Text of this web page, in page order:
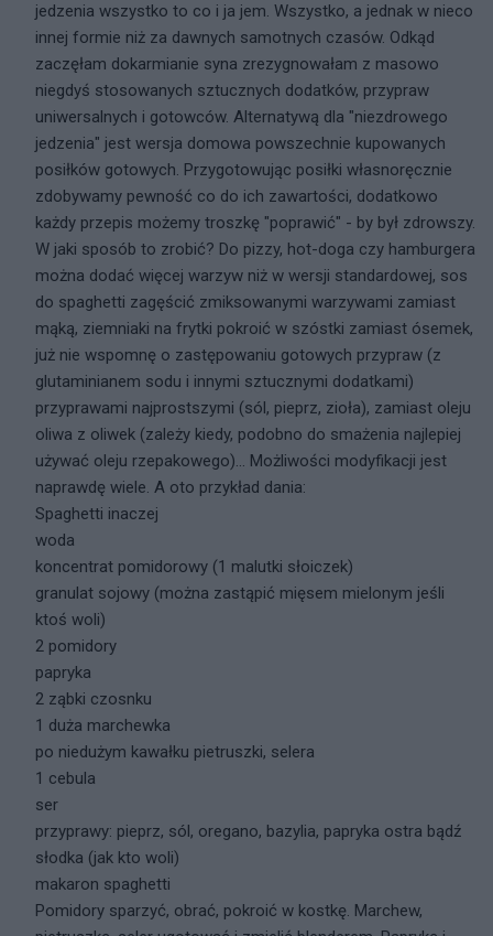
jedzenia wszystko to co i ja jem. Wszystko, a jednak w nieco
innej formie niż za dawnych samotnych czasów. Odkąd
zaczęłam dokarmianie syna zrezygnowałam z masowo
niegdyś stosowanych sztucznych dodatków, przypraw
uniwersalnych i gotowców. Alternatywą dla "niezdrowego
jedzenia" jest wersja domowa powszechnie kupowanych
posiłków gotowych. Przygotowując posiłki własnoręcznie
zdobywamy pewność co do ich zawartości, dodatkowo
każdy przepis możemy troszkę "poprawić" - by był zdrowszy.
W jaki sposób to zrobić? Do pizzy, hot-doga czy hamburgera
można dodać więcej warzyw niż w wersji standardowej, sos
do spaghetti zagęścić zmiksowanymi warzywami zamiast
mąką, ziemniaki na frytki pokroić w szóstki zamiast ósemek,
już nie wspomnę o zastępowaniu gotowych przypraw (z
glutaminianem sodu i innymi sztucznymi dodatkami)
przyprawami najprostszymi (sól, pieprz, zioła), zamiast oleju
oliwa z oliwek (zależy kiedy, podobno do smażenia najlepiej
używać oleju rzepakowego)... Możliwości modyfikacji jest
naprawdę wiele. A oto przykład dania:
Spaghetti inaczej
woda
koncentrat pomidorowy (1 malutki słoiczek)
granulat sojowy (można zastąpić mięsem mielonym jeśli
ktoś woli)
2 pomidory
papryka
2 ząbki czosnku
1 duża marchewka
po niedużym kawałku pietruszki, selera
1 cebula
ser
przyprawy: pieprz, sól, oregano, bazylia, papryka ostra bądź
słodka (jak kto woli)
makaron spaghetti
Pomidory sparzyć, obrać, pokroić w kostkę. Marchew,